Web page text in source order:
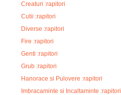
Creaturi :rapitori
Cutii :rapitori
Diverse :rapitori
Fire :rapitori
Genti :rapitori
Grub :rapitori
Hanorace si Pulovere :rapitori
Imbracaminte si Incaltaminte :rapitori